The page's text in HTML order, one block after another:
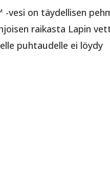
-vesi on täydellisen
raikasta Lapin
puhtaudelle ei löydy